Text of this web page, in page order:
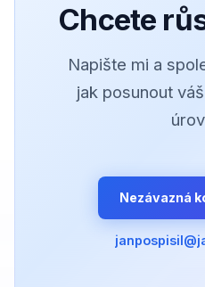
Chcete
Napište mi a
jak posunout
Nezávazná